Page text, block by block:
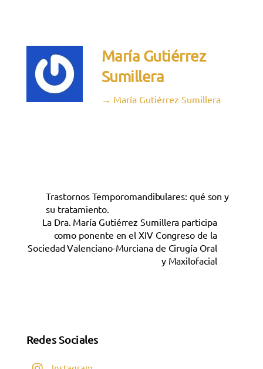
María Gutiérrez
Sumillera
→ María Gutiérrez Sumillera
Trastornos Temporomandibulares: qué son y
su tratamiento.
La Dra. María Gutiérrez Sumillera participa
como ponente en el XIV Congreso de la
Sociedad Valenciano-Murciana de Cirugía Oral
y Maxilofacial
Redes Sociales